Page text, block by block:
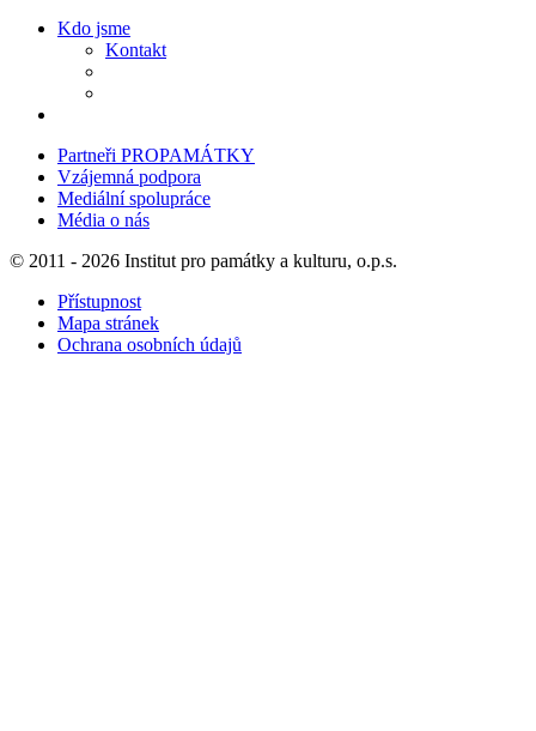
Kdo jsme
Kontakt
Partneři PROPAMÁTKY
Vzájemná podpora
Mediální spolupráce
Média o nás
© 2011 - 2026 Institut pro památky a kulturu, o.p.s.
Přístupnost
Mapa stránek
Ochrana osobních údajů